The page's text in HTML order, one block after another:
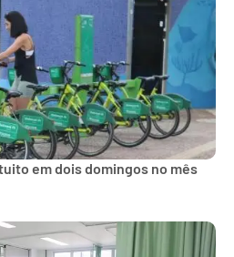
em dois domingos no mês